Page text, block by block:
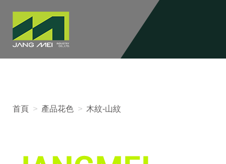
首頁 > 產品花色 > 木紋-山紋